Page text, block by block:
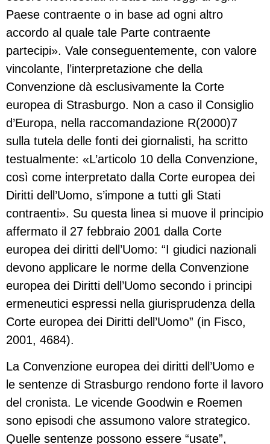
Paese contraente o in base ad ogni altro
accordo al quale tale Parte contraente
partecipi». Vale conseguentemente, con valore
vincolante, l’interpretazione che della
Convenzione dà esclusivamente la Corte
europea di Strasburgo. Non a caso il Consiglio
d’Europa, nella raccomandazione R(2000)7
sulla tutela delle fonti dei giornalisti, ha scritto
testualmente: «L’articolo 10 della Convenzione,
così come interpretato dalla Corte europea dei
Diritti dell’Uomo, s’impone a tutti gli Stati
contraenti». Su questa linea si muove il principio
affermato il 27 febbraio 2001 dalla Corte
europea dei diritti dell’Uomo: “I giudici nazionali
devono applicare le norme della Convenzione
europea dei Diritti dell’Uomo secondo i principi
ermeneutici espressi nella giurisprudenza della
Corte europea dei Diritti dell’Uomo” (in Fisco,
2001, 4684).
La Convenzione europea dei diritti dell’Uomo e
le sentenze di Strasburgo rendono forte il lavoro
del cronista. Le vicende Goodwin e Roemen
sono episodi che assumono valore strategico.
Quelle sentenze possono essere “usate”,